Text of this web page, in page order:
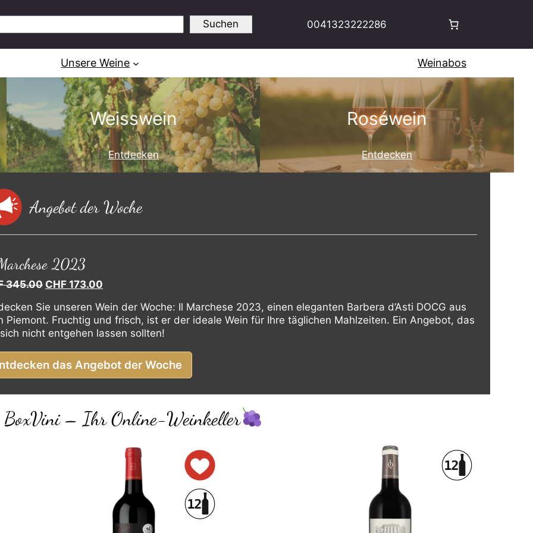
Suchen 0041323222286
Unsere Weine Weinabos
Weisswein
Entdecken
Roséwein
Entdecken
Angebot der Woche
2023
345.00 Ursprünglicher
war:
CHF 345.00
CHF 173.00
ist:
CHF 173.00.
Sie unseren Wein der Woche: Il Marchese 2023, einen eleganten Barbera d’Asti DOCG aus
Piemont. Fruchtig und frisch, ist er der ideale Wein für Ihre täglichen Mahlzeiten. Ein Angebot, das
nicht entgehen lassen sollten!
das Angebot der Woche
BoxVini – Ihr Online-Weinkeller